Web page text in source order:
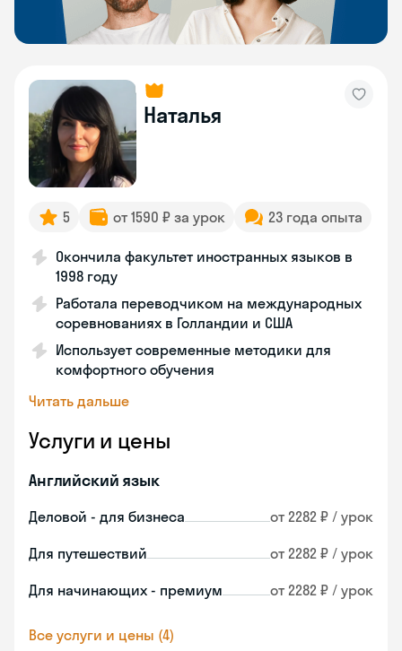
Наталья
5 от 1590 ₽ за урок 23 года опыта
Окончила факультет иностранных языков в
1998 году
Работала переводчиком на международных
соревнованиях в Голландии и США
Использует современные методики для
комфортного обучения
Читать дальше
Услуги и цены
Английский язык
Деловой - для бизнеса от 2282 ₽ / урок
Для путешествий от 2282 ₽ / урок
Для начинающих - премиум от 2282 ₽ / урок
Все услуги и цены (4)